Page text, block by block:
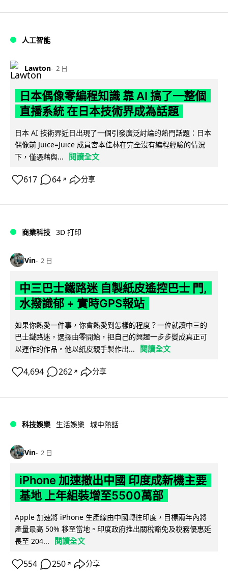
人工智能
Lawton 2 日
日本偶像零編程知識 靠 AI 搞了一整個
直播系統 在日本技術界成為話題
日本 AI 技術界近日出現了一個引發廣泛討論的熱門話題：日本
偶像前 Juice=Juice 成員宮本佳林在完全沒有編程經驗的情況
下，僅憑藉與...
閱讀全文
617 64 ↗ 分享
商業科技 3D 打印
Vin 2 日
中三巴士鐵路迷 自製紙皮遙控巴士 門,
水撥識郁 + 實時GPS報站
如果你熱愛一件事，你會熱愛到怎樣的程度？一位就讀中三的
巴士鐵路迷，選擇由零開始，把自己的興趣一步步變成真正可
以運作的作品。他以紙皮親手製作出...
閱讀全文
4,694 262 ↗ 分享
科技娛樂 生活娛樂 城中熱話
Vin 2 日
iPhone 加速撤出中國 印度成新機主要
基地 上年組裝增至5500萬部
Apple 加速將 iPhone 生產線由中國轉往印度，目標兩年內將
產量最高 50% 移至當地。印度政府推出關稅豁免及稅務優惠延
長至 204...
閱讀全文
554 250 ↗ 分享